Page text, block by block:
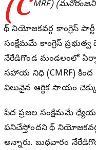
(C MRF)
బోథ్ నియోజకవర్గ కాంగ్రెస్
సంక్షేమమే కాంగ్రెస్
నేరేడిగొండ మండలంలో
సహాయ నిధి (CMRF) కింద
విలువైన ఆర్థిక సాయం
పేద ప్రజల సంక్షేమమే
పనిచేస్తోందని బోథ్
అన్నారు. బుధవారం